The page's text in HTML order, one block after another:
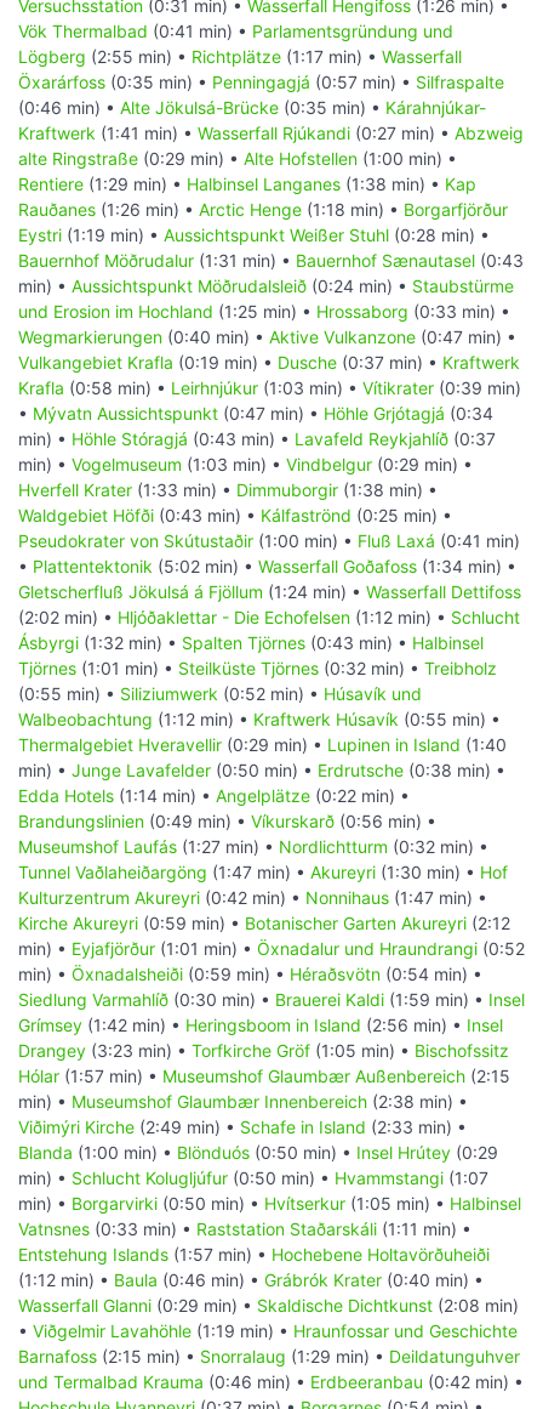
Versuchsstation (0:31 min) • Wasserfall Hengifoss (1:26 min) •
Vök Thermalbad (0:41 min) • Parlamentsgründung und
Lögberg (2:55 min) • Richtplätze (1:17 min) • Wasserfall
Öxarárfoss (0:35 min) • Penningagjá (0:57 min) • Silfraspalte
(0:46 min) • Alte Jökulsá-Brücke (0:35 min) • Kárahnjúkar-
Kraftwerk (1:41 min) • Wasserfall Rjúkandi (0:27 min) • Abzweig
alte Ringstraße (0:29 min) • Alte Hofstellen (1:00 min) •
Rentiere (1:29 min) • Halbinsel Langanes (1:38 min) • Kap
Rauðanes (1:26 min) • Arctic Henge (1:18 min) • Borgarfjörður
Eystri (1:19 min) • Aussichtspunkt Weißer Stuhl (0:28 min) •
Bauernhof Möðrudalur (1:31 min) • Bauernhof Sænautasel (0:43
min) • Aussichtspunkt Möðrudalsleið (0:24 min) • Staubstürme
und Erosion im Hochland (1:25 min) • Hrossaborg (0:33 min) •
Wegmarkierungen (0:40 min) • Aktive Vulkanzone (0:47 min) •
Vulkangebiet Krafla (0:19 min) • Dusche (0:37 min) • Kraftwerk
Krafla (0:58 min) • Leirhnjúkur (1:03 min) • Vítikrater (0:39 min)
• Mývatn Aussichtspunkt (0:47 min) • Höhle Grjótagjá (0:34
min) • Höhle Stóragjá (0:43 min) • Lavafeld Reykjahlíð (0:37
min) • Vogelmuseum (1:03 min) • Vindbelgur (0:29 min) •
Hverfell Krater (1:33 min) • Dimmuborgir (1:38 min) •
Waldgebiet Höfði (0:43 min) • Kálfaströnd (0:25 min) •
Pseudokrater von Skútustaðir (1:00 min) • Fluß Laxá (0:41 min)
• Plattentektonik (5:02 min) • Wasserfall Goðafoss (1:34 min) •
Gletscherfluß Jökulsá á Fjöllum (1:24 min) • Wasserfall Dettifoss
(2:02 min) • Hljóðaklettar - Die Echofelsen (1:12 min) • Schlucht
Ásbyrgi (1:32 min) • Spalten Tjörnes (0:43 min) • Halbinsel
Tjörnes (1:01 min) • Steilküste Tjörnes (0:32 min) • Treibholz
(0:55 min) • Siliziumwerk (0:52 min) • Húsavík und
Walbeobachtung (1:12 min) • Kraftwerk Húsavík (0:55 min) •
Thermalgebiet Hveravellir (0:29 min) • Lupinen in Island (1:40
min) • Junge Lavafelder (0:50 min) • Erdrutsche (0:38 min) •
Edda Hotels (1:14 min) • Angelplätze (0:22 min) •
Brandungslinien (0:49 min) • Víkurskarð (0:56 min) •
Museumshof Laufás (1:27 min) • Nordlichtturm (0:32 min) •
Tunnel Vaðlaheiðargöng (1:47 min) • Akureyri (1:30 min) • Hof
Kulturzentrum Akureyri (0:42 min) • Nonnihaus (1:47 min) •
Kirche Akureyri (0:59 min) • Botanischer Garten Akureyri (2:12
min) • Eyjafjörður (1:01 min) • Öxnadalur und Hraundrangi (0:52
min) • Öxnadalsheiði (0:59 min) • Héraðsvötn (0:54 min) •
Siedlung Varmahlíð (0:30 min) • Brauerei Kaldi (1:59 min) • Insel
Grímsey (1:42 min) • Heringsboom in Island (2:56 min) • Insel
Drangey (3:23 min) • Torfkirche Gröf (1:05 min) • Bischofssitz
Hólar (1:57 min) • Museumshof Glaumbær Außenbereich (2:15
min) • Museumshof Glaumbær Innenbereich (2:38 min) •
Viðimýri Kirche (2:49 min) • Schafe in Island (2:33 min) •
Blanda (1:00 min) • Blönduós (0:50 min) • Insel Hrútey (0:29
min) • Schlucht Kolugljúfur (0:50 min) • Hvammstangi (1:07
min) • Borgarvirki (0:50 min) • Hvítserkur (1:05 min) • Halbinsel
Vatnsnes (0:33 min) • Raststation Staðarskáli (1:11 min) •
Entstehung Islands (1:57 min) • Hochebene Holtavörðuheiði
(1:12 min) • Baula (0:46 min) • Grábrók Krater (0:40 min) •
Wasserfall Glanni (0:29 min) • Skaldische Dichtkunst (2:08 min)
• Viðgelmir Lavahöhle (1:19 min) • Hraunfossar und Geschichte
Barnafoss (2:15 min) • Snorralaug (1:29 min) • Deildatunguhver
und Termalbad Krauma (0:46 min) • Erdbeeranbau (0:42 min) •